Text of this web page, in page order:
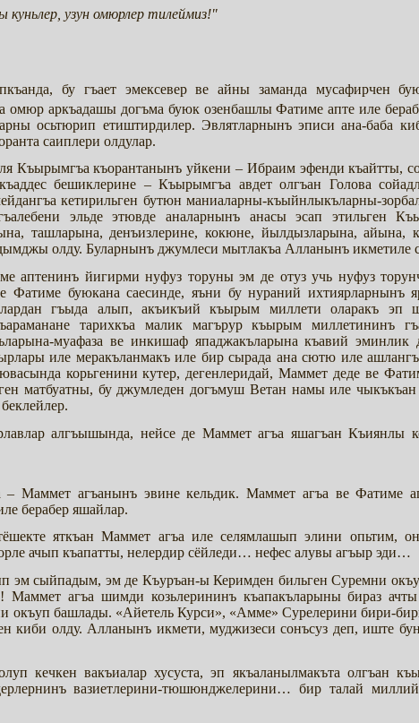
куньлер, узун омюрлер тилеймиз!"
бу гъает эмексевер ве айны заманда мусафирчен
аркъадашы догъма буюк озенбашлы Фатиме апте иле
осьтюрип етиштирдилер. Эвлятларнынъ эписи ана-баба
саиплери олдулар.
Къырымгъа къорантанынъ уйкени – Ибраим эфенди къайтты,
бешиклерине – Къырымгъа авдет олгъан Голова
кетирильген бутюн маниаларны-къыйнлыкъларны-
эльде этювде аналарнынъ анасы эсап этильген
ташларына, денъизлерине, кокюне, йылдызларына, айына,
олду. Буларнынъ джумлеси мытлакъа Алланынъ икметиле
аптенинъ йигирми нуфуз торуны эм де отуз учь нуфуз
буюкана саесинде, яъни бу нураний ихтиярларнынъ
гъыда алып, акъикъий къырым миллети оларакъ эп
тарихкъа малик магърур къырым миллетининъ
муафаза ве инкишаф япаджакъларына къавий эминлик
иле меракъланмакъ иле бир сырада ана сютю иле
корьгенини кутер, дегенлеридай, Маммет деде ве
матбуатны, бу джумледен догъмуш Ветан намы иле
алгъышында, нейсе де Маммет агъа яшагъан Къиянлы
Маммет агъанынъ эвине кельдик. Маммет агъа ве Фатиме
берабер яшайлар.
яткъан Маммет агъа иле селямлашып элини опьтим,
ачып къапатты, нелердир сёйледи… нефес алувы агъыр эди…
эм сыйпадым, эм де Къуръан-ы Керимден бильген Суремни
Маммет агъа шимди козьлерининъ къапакъларыны бираз
башлады. «Айетель Курси», «Амме» Сурелерини бири-
киби олду. Алланынъ икмети, муджизеси сонъсуз деп, иште
кечкен вакъиалар хусуста, эп якъаланылмакъта олгъан
вазиетлерини-тюшюнджелерини… бир талай миллий